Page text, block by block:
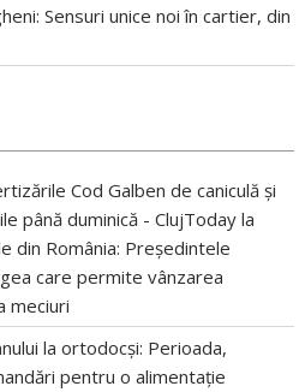
Sensuri unice noi în cartier, din
Cod Galben de caniculă și
până duminică - ClujToday la
din România: Președintele
care permite vânzarea
meciuri
la ortodocși: Perioada,
pentru o alimentație